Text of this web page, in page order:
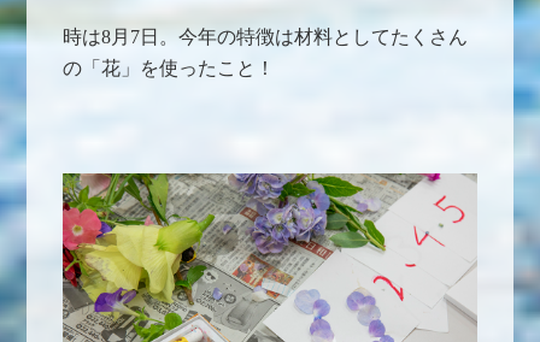
時は8月7日。今年の特徴は材料としてたくさん
の「花」を使ったこと！